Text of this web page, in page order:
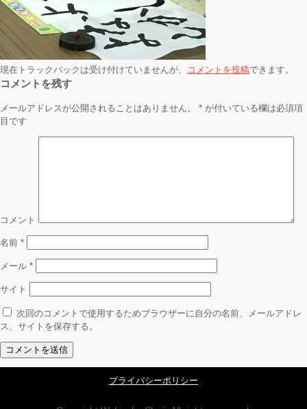
現在トラックバックは受け付けていませんが、 コメントを投稿できます。
コメントを残す
メールアドレスが公開されることはありません。 * が付いている欄は必須項
目です
コメント
名前 *
メール *
サイト
次回のコメントで使用するためブラウザーに自分の名前、メールアドレ
ス、サイトを保存する。
プライバシーポリシー